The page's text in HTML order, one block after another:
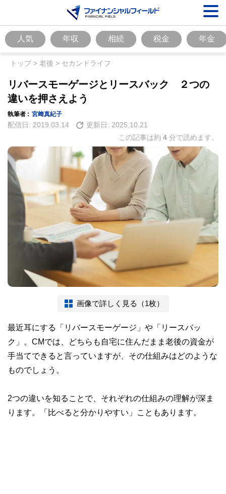
人気 年収 相続 税金 年金
トップ> 老後 > セカンドライフ
リバースモーゲージとリースバック ２つの
違いを押さえよう
執筆者 : 宮﨑真紀子
配信日: 2019.03.14 更新日: 2025.10.21
この記事は約 4 分で読めます。
画像で詳しく見る（1枚）
最近耳にする「リバースモーゲージ」や「リースバッ
ク」。CMでは、どちらも自宅に住んだまま老後の資金が
手当てできると言っていますが、その仕組みはどのような
ものでしょう。
2つの違いを知ることで、それぞれの仕組みの理解が深ま
ります。「比べると分かりやすい」こともあります。